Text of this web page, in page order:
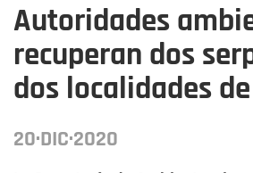
Autoridades
recuperan dos
dos localidades
20·DIC·2020